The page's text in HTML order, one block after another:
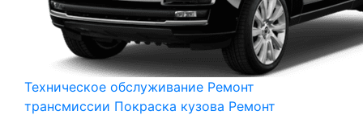
Техническое обслуживание Ремонт
трансмиссии Покраска кузова Ремонт